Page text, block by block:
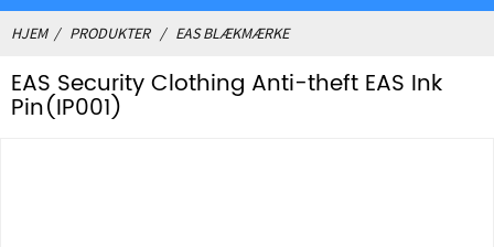
HJEM PRODUKTER EAS BLÆKMÆRKE
EAS Security Clothing Anti-theft EAS Ink
Pin(IP001)